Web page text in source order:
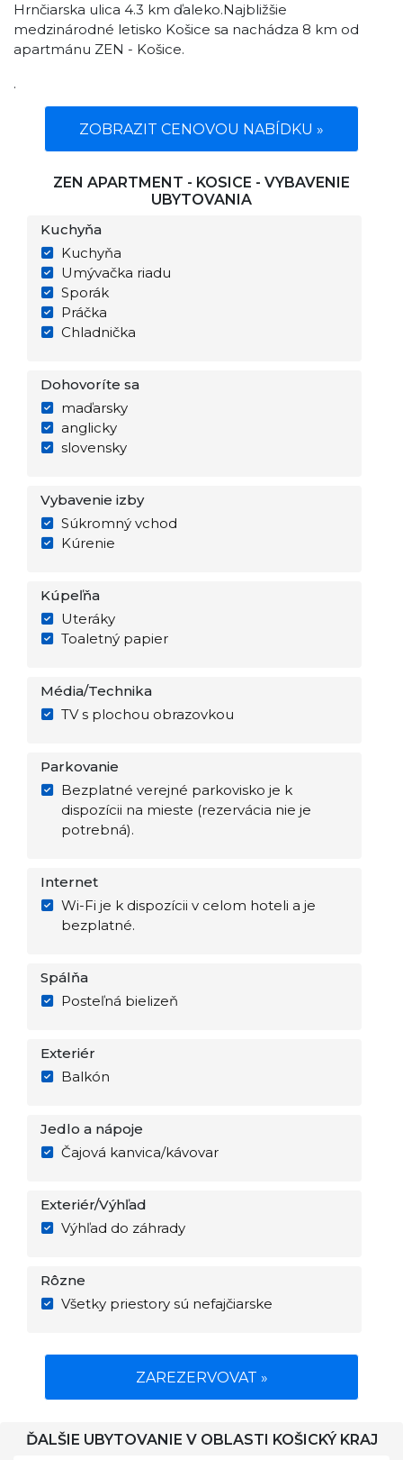
Hrnčiarska ulica 4.3 km ďaleko.Najbližšie
medzinárodné letisko Košice sa nachádza 8 km od
apartmánu ZEN - Košice.
.
ZOBRAZIT CENOVOU NABÍDKU »
ZEN APARTMENT - KOSICE - VYBAVENIE
UBYTOVANIA
Kuchyňa
Kuchyňa
Umývačka riadu
Sporák
Práčka
Chladnička
Dohovoríte sa
maďarsky
anglicky
slovensky
Vybavenie izby
Súkromný vchod
Kúrenie
Kúpeľňa
Uteráky
Toaletný papier
Média/Technika
TV s plochou obrazovkou
Parkovanie
Bezplatné verejné parkovisko je k
dispozícii na mieste (rezervácia nie je
potrebná).
Internet
Wi-Fi je k dispozícii v celom hoteli a je
bezplatné.
Spálňa
Posteľná bielizeň
Exteriér
Balkón
Jedlo a nápoje
Čajová kanvica/kávovar
Exteriér/Výhľad
Výhľad do záhrady
Rôzne
Všetky priestory sú nefajčiarske
ZAREZERVOVAT »
ĎALŠIE UBYTOVANIE V OBLASTI KOŠICKÝ KRAJ